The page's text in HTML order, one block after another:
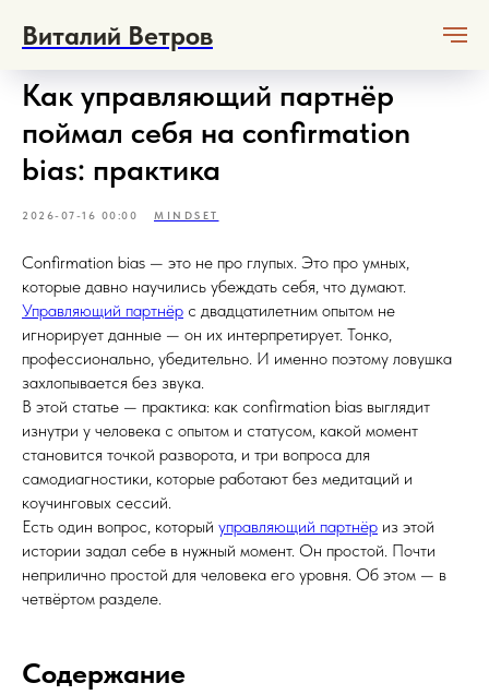
Виталий Ветров
Как управляющий партнёр
поймал себя на confirmation
bias: практика
2026-07-16 00:00 MINDSET
Confirmation bias — это не про глупых. Это про умных,
которые давно научились убеждать себя, что думают.
Управляющий партнёр с двадцатилетним опытом не
игнорирует данные — он их интерпретирует. Тонко,
профессионально, убедительно. И именно поэтому ловушка
захлопывается без звука.
В этой статье — практика: как confirmation bias выглядит
изнутри у человека с опытом и статусом, какой момент
становится точкой разворота, и три вопроса для
самодиагностики, которые работают без медитаций и
коучинговых сессий.
Есть один вопрос, который управляющий партнёр из этой
истории задал себе в нужный момент. Он простой. Почти
неприлично простой для человека его уровня. Об этом — в
четвёртом разделе.
Содержание